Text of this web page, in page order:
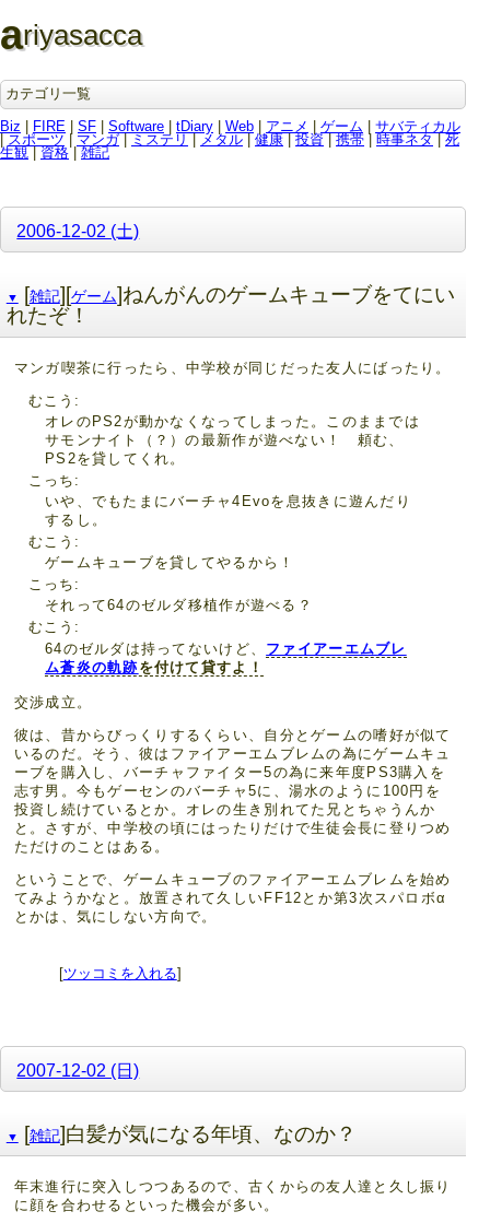
ariyasacca
カテゴリ一覧
Biz
FIRE SF Software tDiary Web アニメ ゲーム
サバティカル
スポーツ | マンガ| ミステリ メタル 健康 投資 携帯 | 時事ネタ
死
生観
資格| 雑記
2006-12-02 (土)
▼ [雑記][ゲーム]ねんがんのゲームキューブをてにい
れたぞ！
マンガ喫茶に行ったら、中学校が同じだった友人にばったり。
むこう
オレのPS2が動かなくなってしまった。このままでは
サモンナイト（？）の最新作が遊べない！ 頼む、
PS2を貸してくれ。
こっち
いや、でもたまにバーチャ4Evoを息抜きに遊んだり
するし。
むこう
ゲームキューブを貸してやるから！
こっち
それって64のゼルダ移植作が遊べる？
むこう
64のゼルダは持ってないけど、 ファイアーエムブレ
ム蒼炎の軌跡を付けて貸すよ！
交渉成立。
彼は、昔からびっくりするくらい、自分とゲームの嗜好が似て
いるのだ。そう、彼はファイアーエムブレムの為にゲームキュ
ーブを購入し、バーチャファイター5の為に来年度PS3購入を
志す男。今もゲーセンのバーチャ5に、湯水のように100円を
投資し続けているとか。オレの生き別れてた兄とちゃうんか
と。さすが、中学校の頃にはったりだけで生徒会長に登りつめ
ただけのことはある。
ということで、ゲームキューブのファイアーエムブレムを始め
てみようかなと。放置されて久しいFF12とか第3次スパロボα
とかは、気にしない方向で。
[ツッコミを入れる]
2007-12-02 (日)
▼ [雑記]白髪が気になる年頃、なのか？
年末進行に突入しつつあるので、古くからの友人達と久し振り
に顔を合わせるといった機会が多い。